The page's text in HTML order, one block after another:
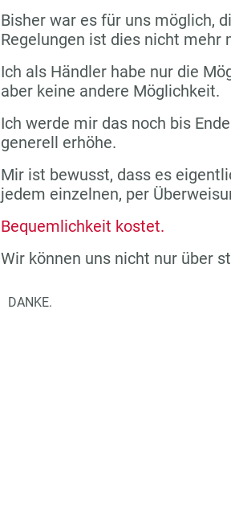
Bisher war es für uns möglich,
Regelungen ist dies nicht mehr
Ich als Händler habe nur die
aber keine andere Möglichkeit.
Ich werde mir das noch bis
generell erhöhe.
Mir ist bewusst, dass es
jedem einzelnen, per
Bequemlichkeit kostet.
Wir können uns nicht nur über
DANKE.